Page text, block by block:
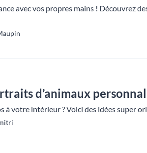
avec vos propres mains ! Découvrez
d’animaux
à votre intérieur ? Voici des idées super